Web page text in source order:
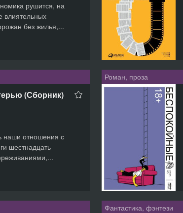
рушится, на
влиятельных
без жилья,...
(Сборник)
наши отношения с
шестнадцать
Роман, проза
Фантастика, фэнтези